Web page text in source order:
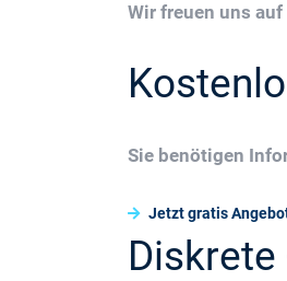
Wir freuen uns
Sie benötigen
Jetzt gratis